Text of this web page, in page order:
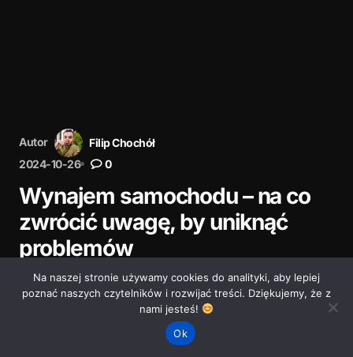
Autor
Filip Chochół
2024-10-26
0
Wynajem samochodu – na co
zwrócić uwagę, by uniknąć
problemów
Dowiedz się, na co uważać przy wynajmie samochodu
w kraju i za granicą. Sprawdzone wskazówki, które
oszczędzą Ci stresu i pieniędzy.
Na naszej stronie używamy cookies do analityki, aby lepiej
poznać naszych czytelników i rozwijać treści. Dziękujemy, że z
nami jesteś!
Ok